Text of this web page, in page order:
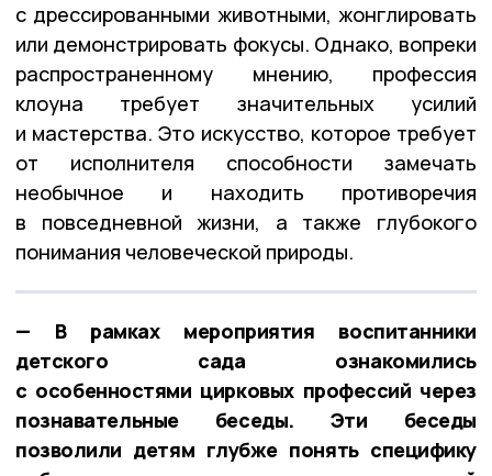
с дрессированными животными, жонглировать
или демонстрировать фокусы. Однако, вопреки
распространенному мнению, профессия
клоуна требует значительных усилий
и мастерства. Это искусство, которое требует
от исполнителя способности замечать
необычное и находить противоречия
в повседневной жизни, а также глубокого
понимания человеческой природы.
— В рамках мероприятия воспитанники
детского сада ознакомились
с особенностями цирковых профессий через
познавательные беседы. Эти беседы
позволили детям глубже понять специфику